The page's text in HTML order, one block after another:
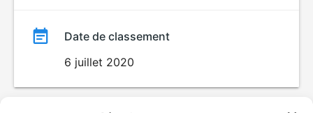
Date de classement
6 juillet 2020